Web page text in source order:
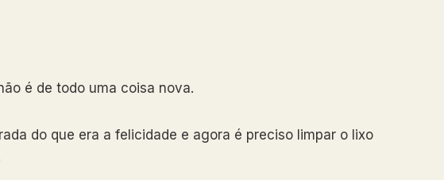
é de todo uma coisa nova.
do que era a felicidade e agora é preciso limpar o lixo